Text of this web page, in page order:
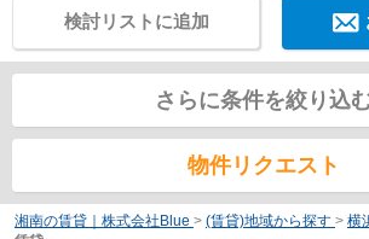
検討リストに追加
さらに条件を絞り込
物件リクエスト
湘南の賃貸｜株式会社Blue > (賃貸)地域から探す > 横